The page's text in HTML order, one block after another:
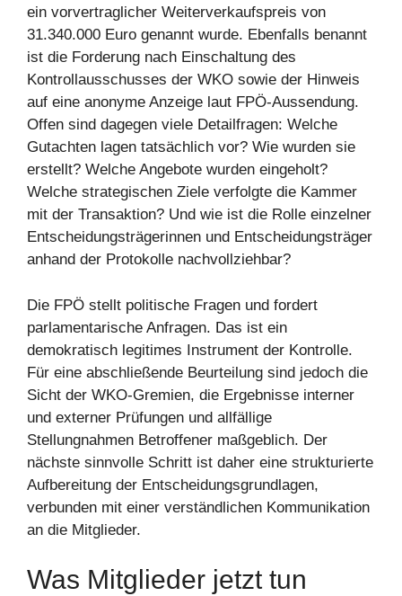
ein vorvertraglicher Weiterverkaufspreis von
31.340.000 Euro genannt wurde. Ebenfalls benannt
ist die Forderung nach Einschaltung des
Kontrollausschusses der WKO sowie der Hinweis
auf eine anonyme Anzeige laut FPÖ-Aussendung.
Offen sind dagegen viele Detailfragen: Welche
Gutachten lagen tatsächlich vor? Wie wurden sie
erstellt? Welche Angebote wurden eingeholt?
Welche strategischen Ziele verfolgte die Kammer
mit der Transaktion? Und wie ist die Rolle einzelner
Entscheidungsträgerinnen und Entscheidungsträger
anhand der Protokolle nachvollziehbar?
Die FPÖ stellt politische Fragen und fordert
parlamentarische Anfragen. Das ist ein
demokratisch legitimes Instrument der Kontrolle.
Für eine abschließende Beurteilung sind jedoch die
Sicht der WKO-Gremien, die Ergebnisse interner
und externer Prüfungen und allfällige
Stellungnahmen Betroffener maßgeblich. Der
nächste sinnvolle Schritt ist daher eine strukturierte
Aufbereitung der Entscheidungsgrundlagen,
verbunden mit einer verständlichen Kommunikation
an die Mitglieder.
Was Mitglieder jetzt tun